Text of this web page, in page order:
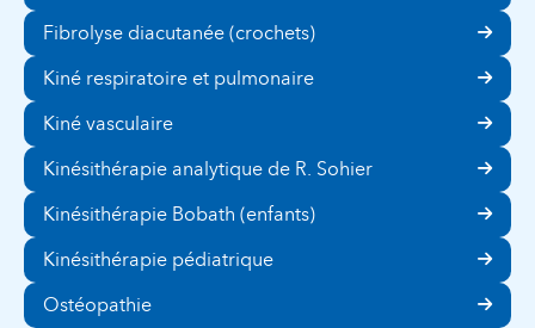
Fibrolyse diacutanée (crochets)
Kiné respiratoire et pulmonaire
Kiné vasculaire
Kinésithérapie analytique de R. Sohier
Kinésithérapie Bobath (enfants)
Kinésithérapie pédiatrique
Ostéopathie